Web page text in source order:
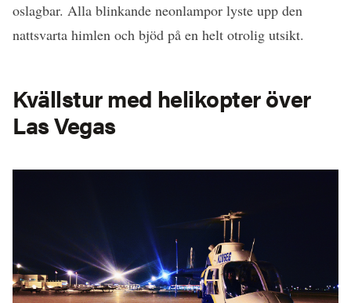
oslagbar. Alla blinkande neonlampor lyste upp den
nattsvarta himlen och bjöd på en helt otrolig utsikt.
Kvällstur med helikopter över
Las Vegas